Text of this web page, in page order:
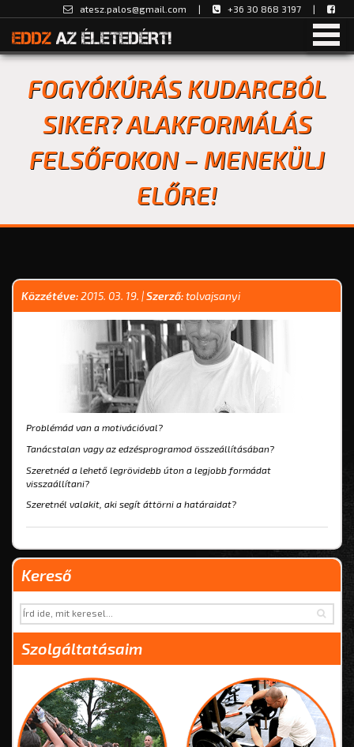
atesz.palos@gmail.com | +36 30 868 3197 |
EDDZ AZ ÉLETEDÉRT!
FOGYÓKÚRÁS KUDARCBÓL
SIKER? ALAKFORMÁLÁS
FELSŐFOKON – MENEKÜLJ
ELŐRE!
Közzétéve:2015. 03. 19. |Szerző:tolvajsanyi
Problémád van a motivációval?
Tanácstalan vagy az edzésprogramod összeállításában?
Szeretnéd a lehető legrövidebb úton a legjobb formádat
visszaállítani?
Szeretnél valakit, aki segít áttörni a határaidat?
Kereső
Szolgáltatásaim